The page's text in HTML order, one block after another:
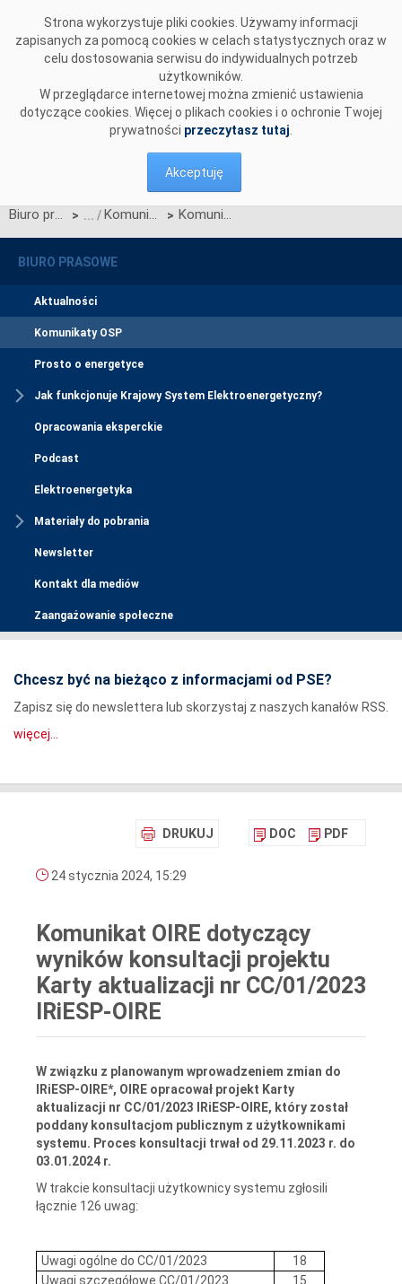
Strona wykorzystuje pliki cookies. Używamy informacji
zapisanych za pomocą cookies w celach statystycznych oraz w
celu dostosowania serwisu do indywidualnych potrzeb
użytkowników.
W przeglądarce internetowej można zmienić ustawienia
dotyczące cookies. Więcej o plikach cookies i o ochronie Twojej
prywatności przeczytasz tutaj
Akceptuję
Biuro prasowe > Komunikaty OSP > Komunikat OIRE dotyczący wyników konsultacji projektu Karty aktualizacji nr CC/01/2023 IRiESP-OIRE
BIURO PRASOWE
Aktualności
Komunikaty OSP
Prosto o energetyce
Jak funkcjonuje Krajowy System Elektroenergetyczny?
Opracowania eksperckie
Podcast
Elektroenergetyka
Materiały do pobrania
Newsletter
Kontakt dla mediów
Zaangażowanie społeczne
Chcesz być na bieżąco z informacjami od PSE?
Zapisz się do newslettera lub skorzystaj z naszych kanałów RSS.
więcej...
DRUKUJ DOC PDF
24 stycznia 2024, 15:29
Komunikat OIRE dotyczący
wyników konsultacji projektu
Karty aktualizacji nr CC/01/2023
IRiESP-OIRE
W związku z planowanym wprowadzeniem zmian do
IRiESP-OIRE*, OIRE opracował projekt Karty
aktualizacji nr CC/01/2023 IRiESP-OIRE, który został
poddany konsultacjom publicznym z użytkownikami
systemu. Proces konsultacji trwał od 29.11.2023 r. do
03.01.2024 r.
W trakcie konsultacji użytkownicy systemu zgłosili
łącznie 126 uwag:
Uwagi ogólne do CC/01/2023
18
Uwagi szczegółowe CC/01/2023
15